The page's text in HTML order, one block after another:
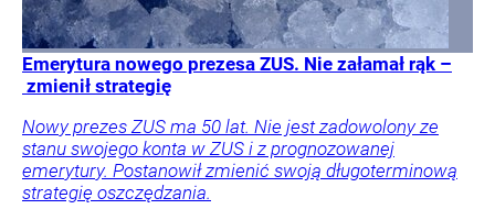
Emerytura nowego prezesa ZUS. Nie załamał rąk –
zmienił strategię
Nowy prezes ZUS ma 50 lat. Nie jest zadowolony ze
stanu swojego konta w ZUS i z prognozowanej
emerytury. Postanowił zmienić swoją długoterminową
strategię oszczędzania.